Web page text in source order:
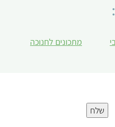
מתכונים לחנוכה
שלח